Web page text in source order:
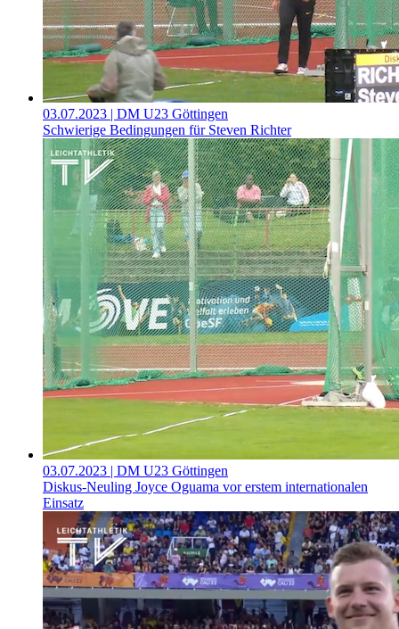
03.07.2023 | DM U23 Göttingen
Schwierige Bedingungen für Steven Richter
03.07.2023 | DM U23 Göttingen
Diskus-Neuling Joyce Oguama vor erstem internationalen
Einsatz